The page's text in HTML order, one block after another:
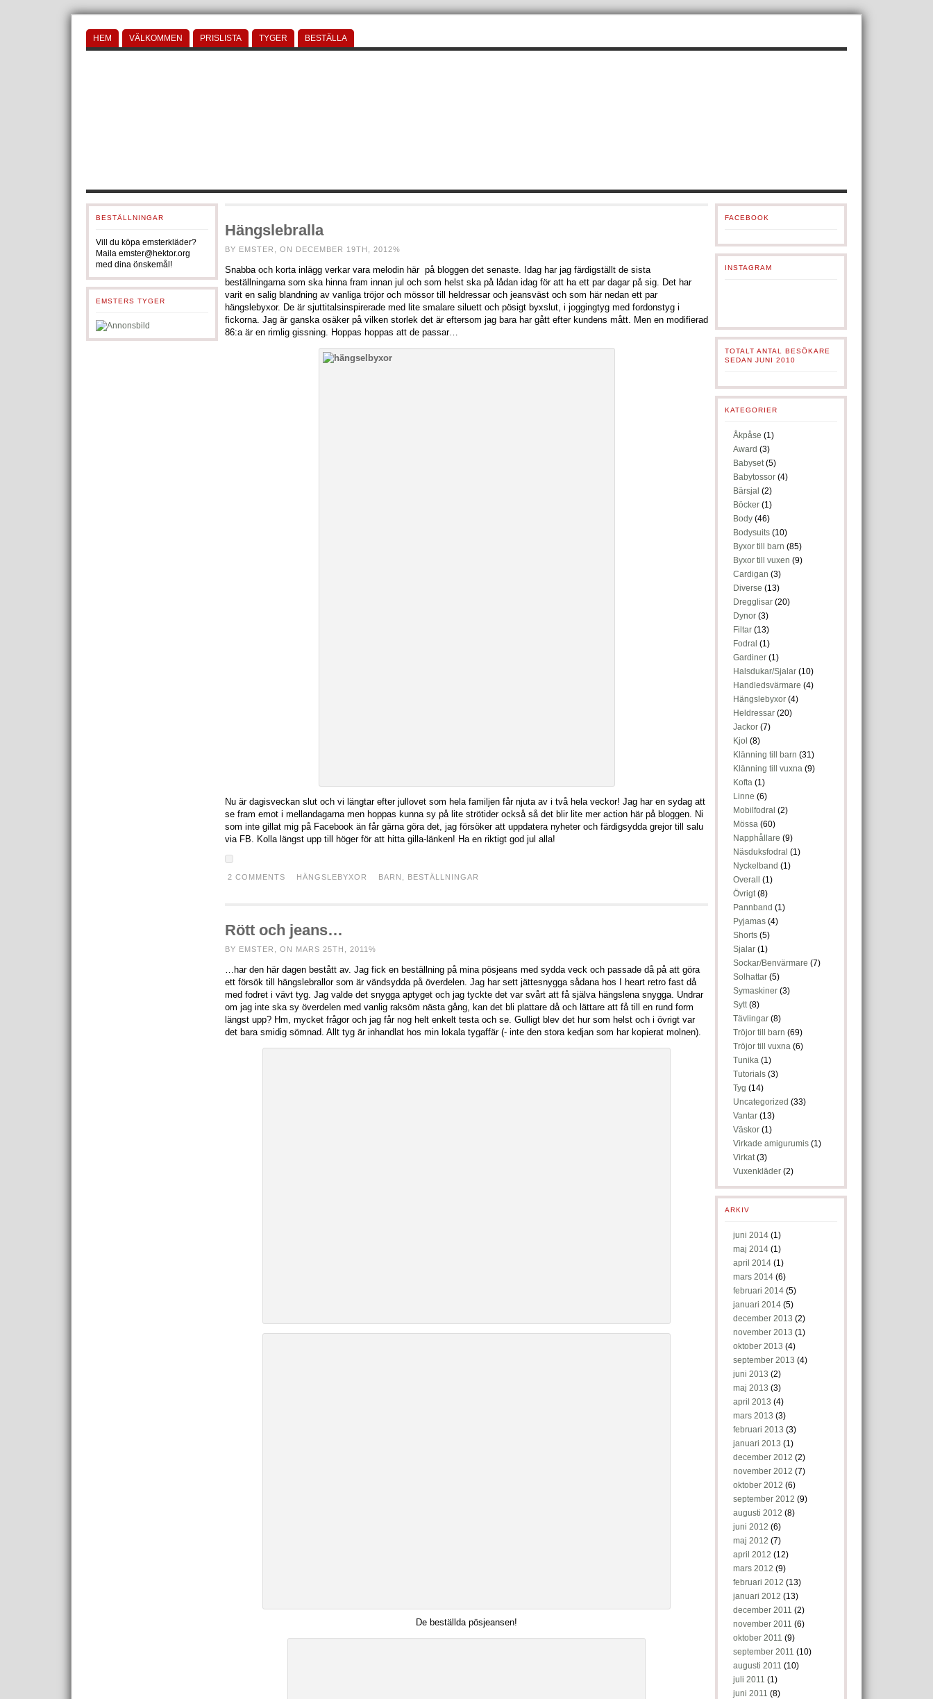
HEM VÄLKOMMEN PRISLISTA TYGER BESTÄLLA
BESTÄLLNINGAR
Vill du köpa emsterkläder?
Maila emster@hektor.org
med dina önskemål!
EMSTERS TYGER
Hängslebralla
BY EMSTER, ON DECEMBER 19TH, 2012%
Snabba och korta inlägg verkar vara melodin här på bloggen det senaste. Idag har jag färdigställt de sista
beställningarna som ska hinna fram innan jul och som helst ska på lådan idag för att ha ett par dagar på sig. Det har
varit en salig blandning av vanliga tröjor och mössor till heldressar och jeansväst och som här nedan ett par
hängslebyxor. De är sjuttitalsinspirerade med lite smalare siluett och pösigt byxslut, i joggingtyg med fordonstyg i
fickorna. Jag är ganska osäker på vilken storlek det är eftersom jag bara har gått efter kundens mått. Men en modifierad
86:a är en rimlig gissning. Hoppas hoppas att de passar…
Nu är dagisveckan slut och vi längtar efter jullovet som hela familjen får njuta av i två hela veckor! Jag har en sydag att
se fram emot i mellandagarna men hoppas kunna sy på lite strötider också så det blir lite mer action här på bloggen. Ni
som inte gillat mig på Facebook än får gärna göra det, jag försöker att uppdatera nyheter och färdigsydda grejor till salu
via FB. Kolla längst upp till höger för att hitta gilla-länken! Ha en riktigt god jul alla!
2 COMMENTS HÄNGSLEBYXOR BARN BESTÄLLNINGAR
Rött och jeans…
BY EMSTER, ON MARS 25TH, 2011%
…har den här dagen bestått av. Jag fick en beställning på mina pösjeans med sydda veck och passade då på att göra
ett försök till hängslebrallor som är vändsydda på överdelen. Jag har sett jättesnygga sådana hos I heart retro fast då
med fodret i vävt tyg. Jag valde det snygga aptyget och jag tyckte det var svårt att få själva hängslena snygga. Undrar
om jag inte ska sy överdelen med vanlig raksöm nästa gång, kan det bli plattare då och lättare att få till en rund form
längst upp? Hm, mycket frågor och jag får nog helt enkelt testa och se. Gulligt blev det hur som helst och i övrigt var
det bara smidig sömnad. Allt tyg är inhandlat hos min lokala tygaffär (- inte den stora kedjan som har kopierat molnen).
De beställda pösjeansen!
FACEBOOK
INSTAGRAM
TOTALT ANTAL BESÖKARE
SEDAN JUNI 2010
KATEGORIER
Åkpåse (1)
Award (3)
Babyset(5)
Babytossor (4)
Bärsjal (2)
Böcker (1)
Body (46)
Bodysuits (10)
Byxor till barn (85)
Byxor till vuxen (9)
Cardigan (3)
Diverse (13)
Dregglisar (20)
Dynor (3)
Filtar (13)
Fodral (1)
Gardiner (1)
Halsdukar/Sjalar (10)
Handledsvärmare (4)
Hängslebyxor (4)
Heldressar (20)
Jackor (7)
Kjol (8)
Klänning till barn (31)
Klänning till vuxna (9)
Kofta (1)
Linne (6)
Mobilfodral (2)
Mössa (60)
Napphållare (9)
Näsduksfodral (1)
Nyckelband (1)
Overall
(1)
Övrigt(8)
Pannband (1)
Pyjamas (4)
Shorts (5)
Sjalar (1)
Sockar/Benvärmare (7)
Solhattar (5)
Symaskiner (3)
Sytt(8)
Tävlingar (8)
Tröjor till barn (69)
Tröjor till vuxna (6)
Tunika (1)
Tutorials (3)
Tyg (14)
Uncategorized (33)
Vantar (13)
Väskor (1)
Virkade amigurumis (1)
Virkat(3)
Vuxenkläder (2)
ARKIV
juni 2014 (1)
maj 2014 (1)
april 2014 (1)
mars 2014 (6)
februari 2014 (5)
januari 2014 (5)
december 2013 (2)
november 2013 (1)
oktober 2013 (4)
september 2013 (4)
juni 2013 (2)
maj 2013 (3)
april 2013 (4)
mars 2013 (3)
februari 2013 (3)
januari 2013 (1)
december 2012 (2)
november 2012 (7)
oktober 2012 (6)
september 2012 (9)
augusti 2012 (8)
juni 2012 (6)
maj 2012 (7)
april 2012 (12)
mars 2012 (9)
februari 2012 (13)
januari 2012 (13)
december 2011 (2)
november 2011 (6)
oktober 2011 (9)
september 2011 (10)
augusti 2011 (10)
juli 2011 (1)
juni 2011 (8)